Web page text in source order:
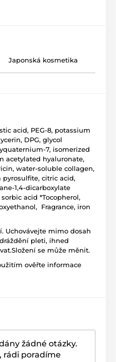
Japonská kosmetika
acid, PEG-8, potassium
DPG, glycol
7, isomerized
acetylated hyaluronate,
water-soluble collagen,
pyrosulfite, citric acid,
1,4-dicarboxylate
acid *Tocopherol,
Fragrance, iron
Uchovávejte mimo dosah
pleti, ihned
se může měnit.
ověřte informace
žádné otázky.
rádi poradíme